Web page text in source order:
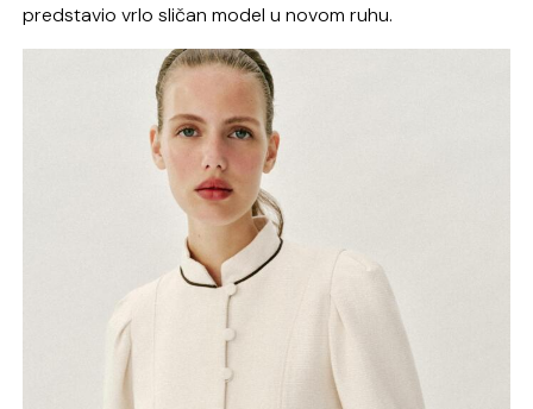
predstavio vrlo sličan model u novom ruhu.